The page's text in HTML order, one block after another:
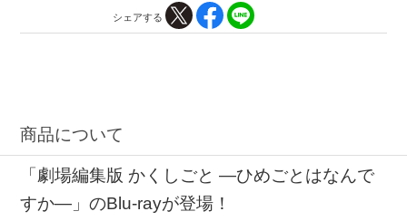
シェアする
商品について
「劇場編集版 かくしごと ―ひめごとはなんで
すか―」のBlu-rayが登場！